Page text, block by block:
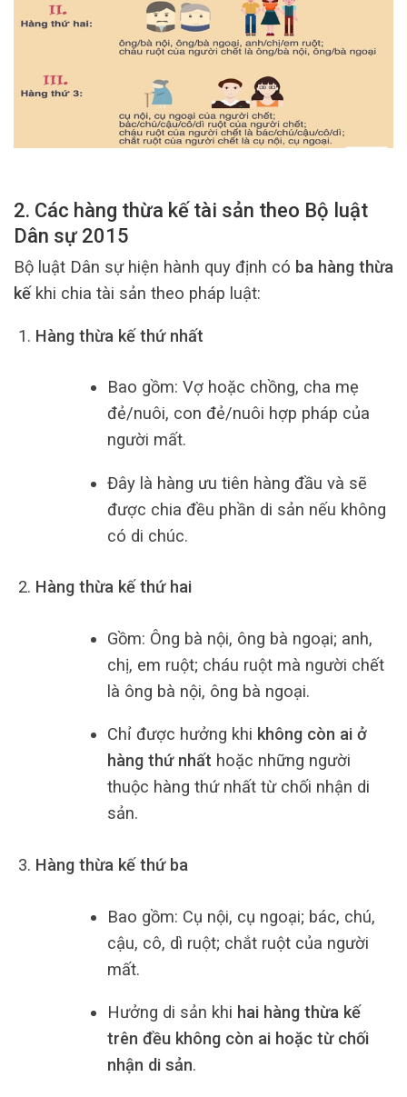
2. Các hàng thừa kế tài sản theo Bộ luật
Dân sự 2015
Bộ luật Dân sự hiện hành quy định có ba hàng thừa
kếkhi chia tài sản theo pháp luật:
Hàng thừa kế thứ nhất
Bao gồm: Vợ hoặc chồng, cha mẹ
đẻ/nuôi, con đẻ/nuôi hợp pháp của
người mất.
Đây là hàng ưu tiên hàng đầu và sẽ
được chia đều phần di sản nếu không
có di chúc.
Hàng thừa kế thứ hai
Gồm: Ông bà nội, ông bà ngoại; anh,
chị, em ruột; cháu ruột mà người chết
là ông bà nội, ông bà ngoại.
Chỉ được hưởng khi không còn ai ở
hàng thứ nhất hoặc những người
thuộc hàng thứ nhất từ chối nhận di
sản.
Hàng thừa kế thứ ba
Bao gồm: Cụ nội, cụ ngoại; bác, chú,
cậu, cô, dì ruột; chắt ruột của người
mất.
Hưởng di sản khi hai hàng thừa kế
trên đều không còn ai hoặc từ chối
nhận di sản.